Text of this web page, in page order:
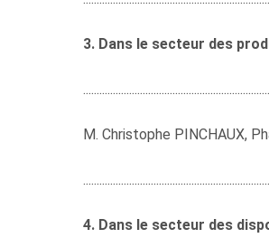
3. Dans le secteur des
M. Christophe PINCHAUX,
4. Dans le secteur des